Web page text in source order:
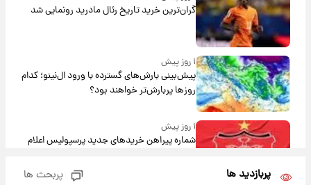
گران‌ترین خرید تاریخ رئال مادرید رونمایی شد
۱ روز پیش
پیش‌بینی بارش‌های گسترده با ورود ال‌نینو؛ کدام
روزها پربارش‌تر خواهند بود؟
۱ روز پیش
شماره پیراهن خریدهای جدید پرسپولیس اعلام
پربازدید ها پربحث ها